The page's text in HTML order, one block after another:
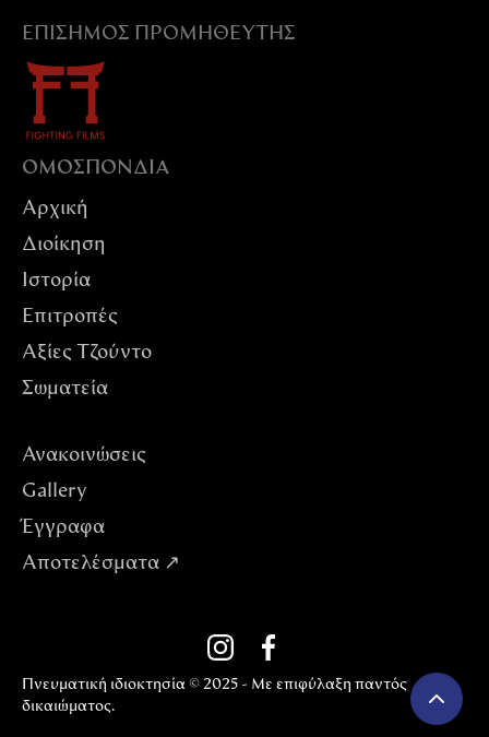
ΕΠΊΣΗΜΟΣ ΠΡΟΜΗΘΕΥΤΉΣ
ΟΜΟΣΠΟΝΔIΑ
Αρχική
Διοίκηση
Ιστορία
Επιτροπές
Αξίες Tζούντο
Σωματεία
Ανακοινώσεις
Gallery
Έγγραφα
Αποτελέσματα ↗
Πνευματική ιδιοκτησία © 2025 - Με επιφύλαξη παντός
δικαιώματος.